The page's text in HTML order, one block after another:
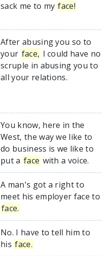
sack me to my face!
After abusing you so to
your face, I could have no
scruple in abusing you to
all your relations.
You know, here in the
West, the way we like to
do business is we like to
put a face with a voice.
A man's got a right to
meet his employer face to
face.
No. I have to tell him to
his face.